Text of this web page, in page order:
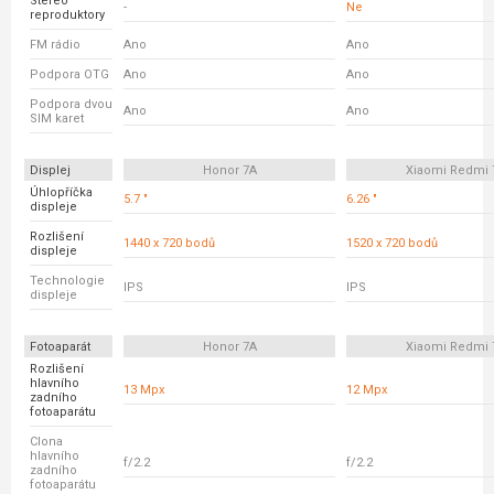
reproduktory
- Ne
FM rádio Ano Ano
Podpora OTG Ano Ano
Podpora dvou
SIM karet
Ano Ano
Displej Honor 7A
Xiaomi Redmi
Úhlopříčka
displeje
5.7 " 6.26 "
Rozlišení
displeje
1440 x 720 bodů 1520 x 720 bodů
Technologie
displeje
IPS IPS
Fotoaparát Honor 7A
Xiaomi Redmi
Rozlišení
hlavního
zadního
fotoaparátu
13 Mpx 12 Mpx
Clona
hlavního
zadního
fotoaparátu
f/2.2 f/2.2